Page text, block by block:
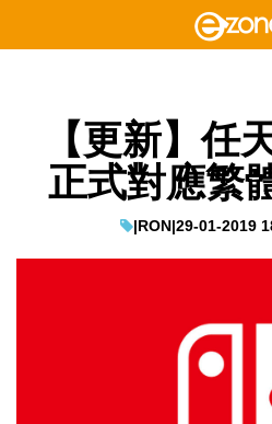
【更新】任
正式對應繁
|RON|29-01-2019